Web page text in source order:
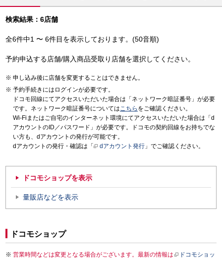
検索結果：6店舗
全6件中1 〜 6件目を表示しております。(50音順)
予約申込する店舗/購入商品受取り店舗を選択してください。
申し込み後に店舗を変更することはできません。
予約手続きにはログインが必要です。
ドコモ回線にてアクセスいただいた場合は「ネットワーク暗証番号」が必要
です。ネットワーク暗証番号についてはこちら をご確認ください。
Wi-Fiまたはご自宅のインターネット環境にてアクセスいただいた場合は「d
アカウントのID／パスワード」が必要です。ドコモの契約回線をお持ちでな
い方も、dアカウントの発行が可能です。
dアカウントの発行・確認は「
dアカウント発行 」でご確認ください。
ドコモショップを表示
量販店などを表示
ドコモショップ
営業時間などは変更となる場合がございます。最新の情報は
ドコモショッ